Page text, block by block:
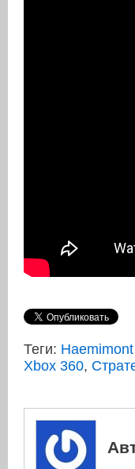
Теги:
Xbox 360,